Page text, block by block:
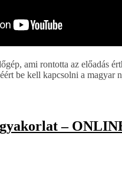
ami rontotta az előadás
be kell kapcsolni a magyar
–